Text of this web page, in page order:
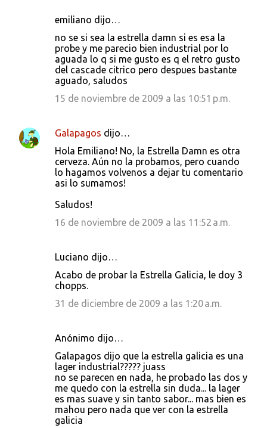
emiliano dijo…
no se si sea la estrella damn si es esa la
probe y me parecio bien industrial por lo
aguada lo q si me gusto es q el retro gusto
del cascade citrico pero despues bastante
aguado, saludos
15 de noviembre de 2009 a las 10:51 p.m.
Galapagos dijo…
Hola Emiliano! No, la Estrella Damn es otra
cerveza. Aún no la probamos, pero cuando
lo hagamos volvenos a dejar tu comentario
asi lo sumamos!
Saludos!
16 de noviembre de 2009 a las 11:52 a.m.
Luciano dijo…
Acabo de probar la Estrella Galicia, le doy 3
chopps.
31 de diciembre de 2009 a las 1:20 a.m.
Anónimo dijo…
Galapagos dijo que la estrella galicia es una
lager industrial????? juass
no se parecen en nada, he probado las dos y
me quedo con la estrella sin duda... la lager
es mas suave y sin tanto sabor... mas bien es
mahou pero nada que ver con la estrella
galicia